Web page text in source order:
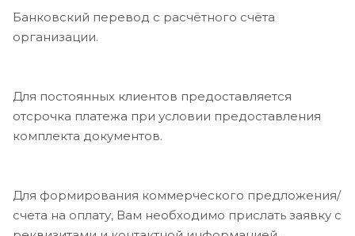
Банковский перевод с расчётного счёта
организации.
Для постоянных клиентов предоставляется
отсрочка платежа при условии предоставления
комплекта документов.
Для формирования коммерческого предложения/
счета на оплату, Вам необходимо прислать заявку с